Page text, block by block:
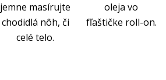
jemne masírujte
chodidlá nôh, či
celé telo.
oleja vo
fľaštičke roll-on.